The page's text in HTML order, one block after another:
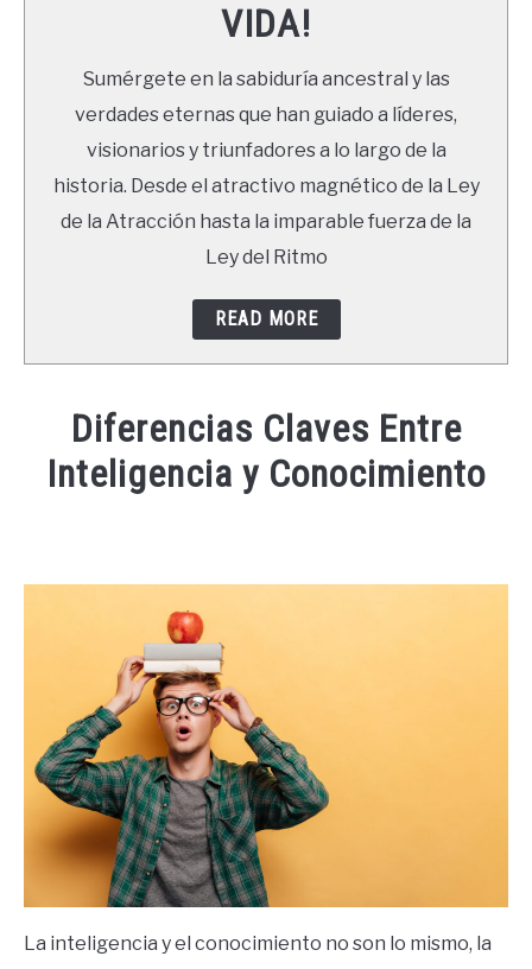
NEWSLETTER
VIDA!
Sumérgete en la sabiduría ancestral y las
verdades eternas que han guiado a líderes,
visionarios y triunfadores a lo largo de la
historia. Desde el atractivo magnético de la Ley
de la Atracción hasta la imparable fuerza de la
Ley del Ritmo
READ MORE
Diferencias Claves Entre
Inteligencia y Conocimiento
La inteligencia y el conocimiento no son lo mismo, la